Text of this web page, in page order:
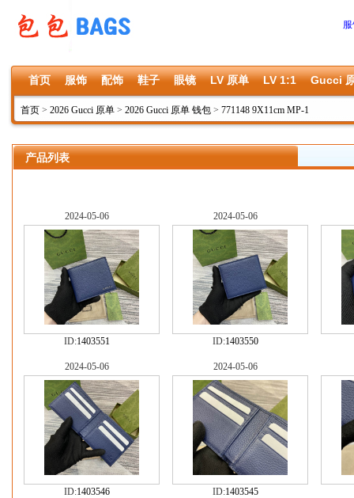
首页 服饰 配饰 鞋子 眼镜 LV 原单 LV 1:1 Gucci
首页 > 2026 Gucci 原单 > 2026 Gucci 原单 钱包 > 771148 9X11cm MP-1
产品列表
2024-05-06
ID:1403551
2024-05-06
ID:1403550
2024-05-06
ID:1403546
2024-05-06
ID:1403545